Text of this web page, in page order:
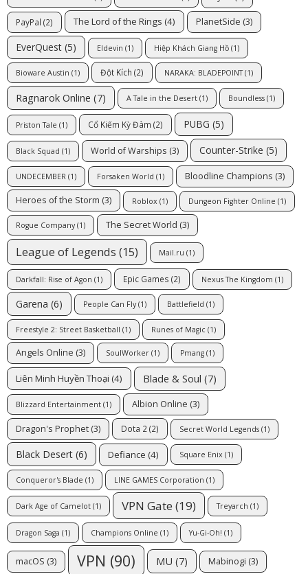
PayPal (2) The Lord of the Rings (4) PlanetSide (3)
EverQuest (5) Eldevin (1) Hiệp Khách Giang Hồ (1)
Bioware Austin (1) Đột Kích (2) NARAKA: BLADEPOINT(1)
Ragnarok Online (7) A Tale in the Desert (1) Boundless (1)
Priston Tale (1) Cổ Kiếm Kỳ Đàm (2) PUBG (5)
Black Squad (1) World of Warships (3) Counter-Strike (5)
UNDECEMBER (1) Forsaken World (1) Bloodline Champions (3)
Heroes of the Storm (3) Roblox (1) Dungeon Fighter Online (1)
Rogue Company(1) The Secret World (3)
League of Legends (15) Mail.ru (1)
Darkfall: Rise of Agon (1) Epic Games (2) Nexus The Kingdom (1)
Garena (6) People Can Fly(1) Battlefield (1)
Freestyle 2: Street Basketball (1) Runes of Magic (1)
Angels Online (3) SoulWorker (1) Pmang (1)
Liên Minh Huyền Thoại (4) Blade & Soul (7)
Blizzard Entertainment (1) Albion Online (3)
Dragon's Prophet (3) Dota 2(2) Secret World Legends (1)
Black Desert (6) Defiance (4) Square Enix (1)
Conqueror's Blade (1) LINE GAMES Corporation (1)
Dark Age of Camelot (1) VPN Gate(19) Treyarch (1)
Dragon Saga (1) Champions Online (1) Yu-Gi-Oh! (1)
macOS (3) VPN (90) MU (7) Mabinogi (3)